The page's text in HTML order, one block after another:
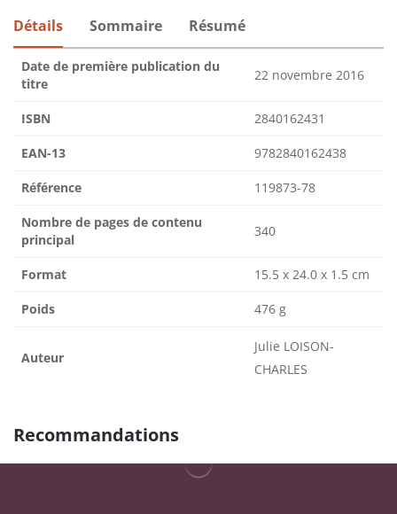
Détails Sommaire Résumé
Date de première publication du
titre
22 novembre 2016
ISBN 2840162431
EAN-13 9782840162438
Référence 119873-78
Nombre de pages de contenu
principal
340
Format 15.5 x 24.0 x 1.5 cm
Poids 476 g
Auteur
Julie LOISON-
CHARLES
Recommandations